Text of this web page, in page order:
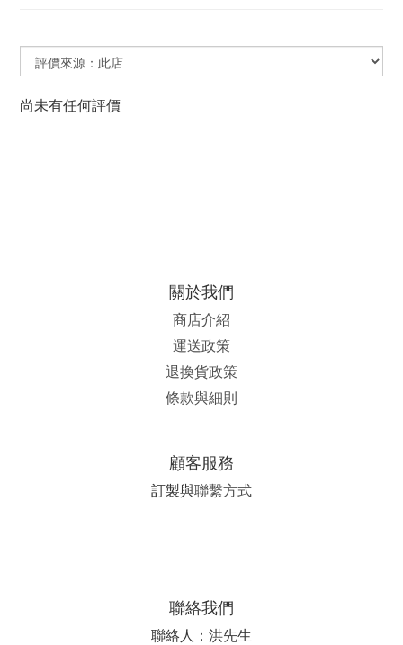
尚未有任何評價
關於我們
商店介紹
運送政策
退換貨政策
條款與細則
顧客服務
訂製與聯繫方式
聯絡我們
聯絡人：洪先生